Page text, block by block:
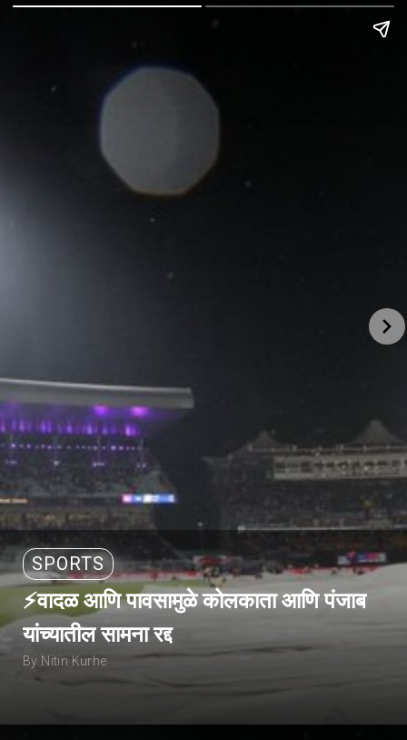
SPORTS
⚡वादळ आणि पावसामुळे कोलकाता आणि पंजाब
यांच्यातील सामना रद्द
By Nitin Kurhe